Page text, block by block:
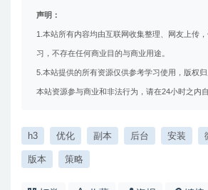
声明：
1.本站所有内容均由互联网收集整理、网友上传
习，不存在任何商业目的与商业用途。
5.本站提供的所有资源仅供参考学习使用，版权
本站资源参与商业和非法行为，请在24小时之内
h3 优化 副本 后台 安装
版本 策略